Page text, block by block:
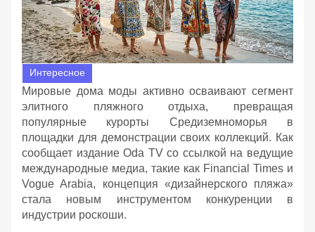
Интересное
Мировые дома моды активно осваивают сегмент
элитного пляжного отдыха, превращая
популярные курорты Средиземноморья в
площадки для демонстрации своих коллекций. Как
сообщает издание Oda TV со ссылкой на ведущие
международные медиа, такие как Financial Times и
Vogue Arabia, концепция «дизайнерского пляжа»
стала новым инструментом конкуренции в
индустрии роскоши.